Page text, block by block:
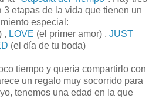
3 etapas de la vida que tienen un
especial:
, LOVE (el primer amor) , JUST
(el día de tu boda)
tiempo y quería compartirlo con
un regalo muy socorrido para
tenemos una edad en la que